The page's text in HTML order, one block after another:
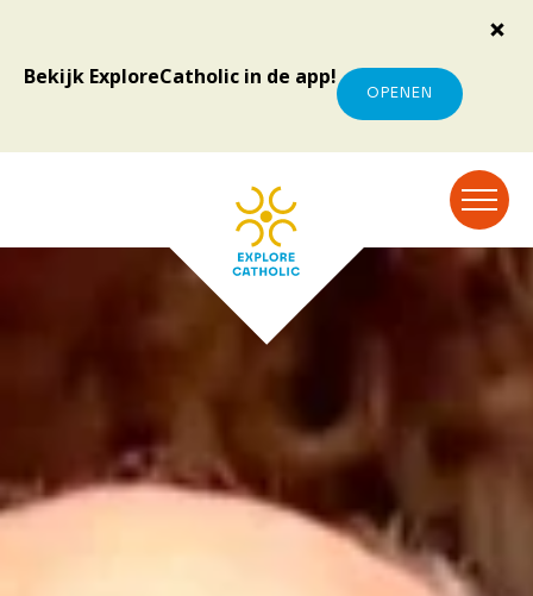
Bekijk ExploreCatholic in de app!
OPENEN